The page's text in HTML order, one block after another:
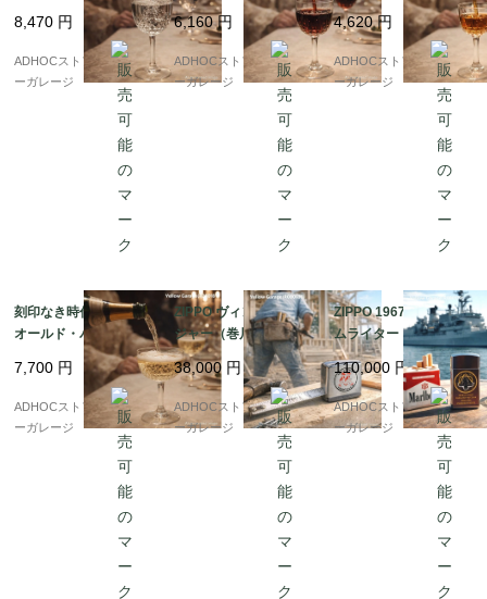
ウォーターグラス（19
36年以前）
8,470 円
ADHOCストア・イエロ
ーガレージ
イングラス（1936年以
前）
6,160円
ADHOCストア・イエロ
ーガレージ
シェリー酒グラス（19
36年以前）
4,620円
ADHOCストア・イエロ
ーガレージ
刻印なき時代の輝き ?
オールド・バカラ シャ
ンパングラス（1936年
以前）
7,700 円
ADHOCストア・イエロ
ーガレージ
ZIPPO ヴィンテージ メ
ジャー（巻尺）｜McCl
oskey Varnish Co. ノ
ベルティ・デッドスト
ック完品
38,000 円
ADHOCストア・イエロ
ーガレージ
ZIPPO 1967年製 スリ
ムライター｜USS BAI
NBRIDGE 原子力フリ
ゲート記念・デッドス
トック完品
110,000 円
ADHOCストア・イエロ
ーガレージ